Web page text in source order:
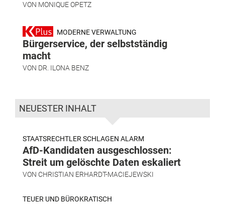
VON MONIQUE OPETZ
MODERNE VERWALTUNG
Bürgerservice, der selbstständig
macht
VON DR. ILONA BENZ
NEUESTER INHALT
STAATSRECHTLER SCHLAGEN ALARM
AfD-Kandidaten ausgeschlossen:
Streit um gelöschte Daten eskaliert
VON CHRISTIAN ERHARDT-MACIEJEWSKI
TEUER UND BÜROKRATISCH